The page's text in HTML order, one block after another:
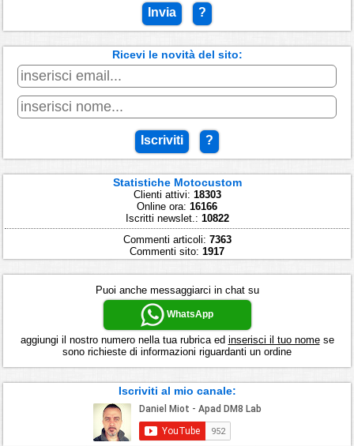
Invia ?
Ricevi le novità del sito:
Iscriviti ?
Statistiche Motocustom
Clienti attivi: 18303
Online ora: 16166
Iscritti newslet.: 10822
Commenti articoli: 7363
Commenti sito: 1917
Puoi anche messaggiarci in chat su
WhatsApp
aggiungi il nostro numero nella tua rubrica ed inserisci il tuo nomese
sono richieste di informazioni riguardanti un ordine
Iscriviti al mio canale: